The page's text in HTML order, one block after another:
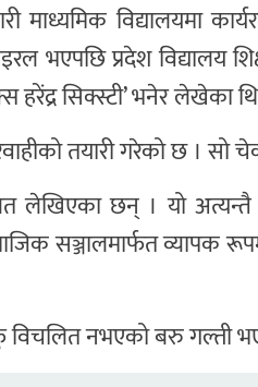
माध्यमिक विद्यालयमा
भएपछि प्रदेश विद्यालय
सिक्स्टी’ भनेर लेखेका
तयारी गरेको छ । सो
छन् । यो अत्यन्तै
सञ्जालमार्फत
नभएको बरु गल्ती